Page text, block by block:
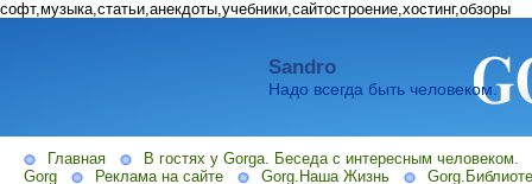
софт,музыка,статьи,анекдоты,учебники,сайтостроение,хостинг,обзоры
Sandro
Надо всегда быть человеком.
Главная
В гостях у Gorga. Беседа с интересным человеком.
Gorg
Реклама на сайте Gorg.Наша Жизнь